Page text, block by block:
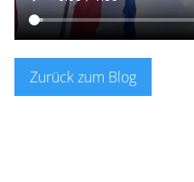
Zurück zum Blog